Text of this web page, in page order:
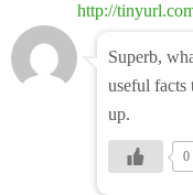
http://
Superb,
useful facts
up.
0